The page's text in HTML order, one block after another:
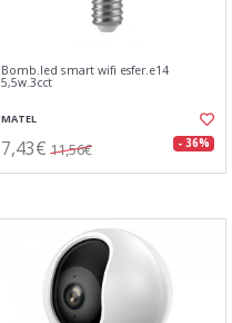
Bomb.led smart wifi esfer.e14
5,5w.3cct
MATEL
7,43€ 11,56€ - 36%